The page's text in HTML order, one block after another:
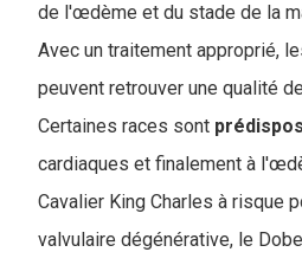
de l'œdème et du stade de la
Avec un traitement approprié,
peuvent retrouver une qualité
Certaines races sont
cardiaques et finalement à
Cavalier King Charles à risque
valvulaire dégénérative, le